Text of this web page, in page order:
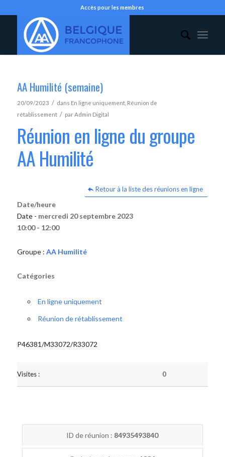
Accès pour les membres
AA Humilité (semaine)
20/09/2023 / dans En ligne uniquement, Réunion de
rétablissement / parAdmin Digital
Réunion en ligne du groupe
AA Humilité
Retour à la liste des réunions en ligne
Date/heure
Date - mercredi 20 septembre 2023
10:00 - 12:00
Groupe : AA Humilité
Catégories
En ligne uniquement
Réunion de rétablissement
P46381/M33072/R33072
Visites : 0
ID de réunion : 84935493840